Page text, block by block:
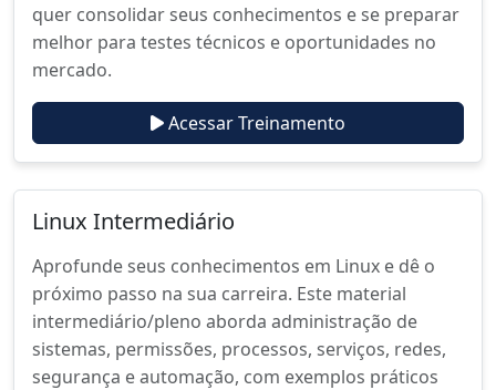
quer consolidar seus conhecimentos e se preparar
melhor para testes técnicos e oportunidades no
mercado.
Acessar Treinamento
Linux Intermediário
Aprofunde seus conhecimentos em Linux e dê o
próximo passo na sua carreira. Este material
intermediário/pleno aborda administração de
sistemas, permissões, processos, serviços, redes,
segurança e automação, com exemplos práticos